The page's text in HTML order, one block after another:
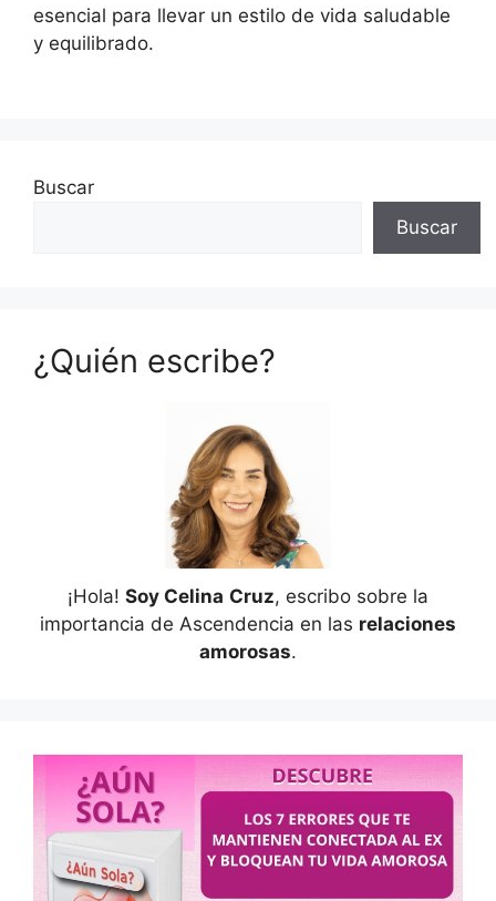
esencial para llevar un estilo de vida saludable
y equilibrado.
Buscar
Buscar
¿Quién escribe?
¡Hola! Soy Celina Cruz, escribo sobre la
importancia de Ascendencia en las relaciones
amorosas.